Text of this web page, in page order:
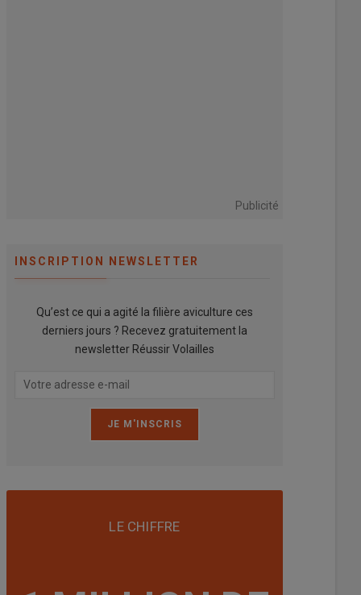
Publicité
INSCRIPTION NEWSLETTER
Qu’est ce qui a agité la filière aviculture ces
derniers jours ? Recevez gratuitement la
newsletter Réussir Volailles
LE CHIFFRE